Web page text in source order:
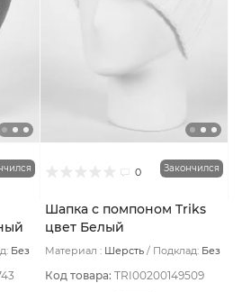
Без
0 Закончился
Шапка с помпоном Triks
цвет Белый
Материал : Шерсть Подклад: Без
Код товара: TRI00200149509